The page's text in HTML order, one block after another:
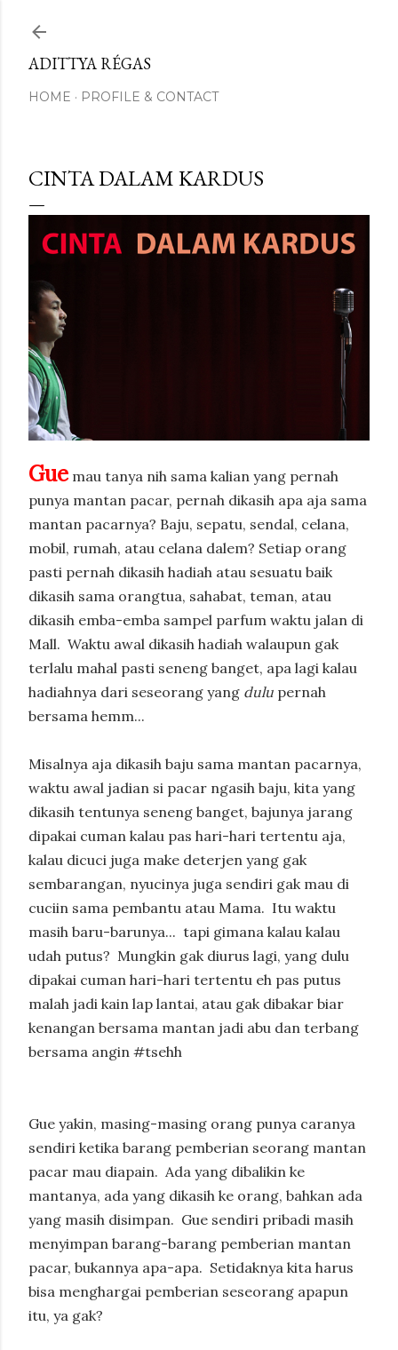
ADITTYA RÉGAS
HOME PROFILE & CONTACT
CINTA DALAM KARDUS
Guemau tanya nih sama kalian yang pernah
punya mantan pacar, pernah dikasih apa aja sama
mantan pacarnya? Baju, sepatu, sendal, celana,
mobil, rumah, atau celana dalem? Setiap orang
pasti pernah dikasih hadiah atau sesuatu baik
dikasih sama orangtua, sahabat, teman, atau
dikasih emba-emba sampel parfum waktu jalan di
Mall. Waktu awal dikasih hadiah walaupun gak
terlalu mahal pasti seneng banget, apa lagi kalau
hadiahnya dari seseorang yang dulu pernah
bersama hemm...
Misalnya aja dikasih baju sama mantan pacarnya,
waktu awal jadian si pacar ngasih baju, kita yang
dikasih tentunya seneng banget, bajunya jarang
dipakai cuman kalau pas hari-hari tertentu aja,
kalau dicuci juga make deterjen yang gak
sembarangan, nyucinya juga sendiri gak mau di
cuciin sama pembantu atau Mama. Itu waktu
masih baru-barunya... tapi gimana kalau kalau
udah putus? Mungkin gak diurus lagi, yang dulu
dipakai cuman hari-hari tertentu eh pas putus
malah jadi kain lap lantai, atau gak dibakar biar
kenangan bersama mantan jadi abu dan terbang
bersama angin #tsehh
Gue yakin, masing-masing orang punya caranya
sendiri ketika barang pemberian seorang mantan
pacar mau diapain. Ada yang dibalikin ke
mantanya, ada yang dikasih ke orang, bahkan ada
yang masih disimpan. Gue sendiri pribadi masih
menyimpan barang-barang pemberian mantan
pacar, bukannya apa-apa. Setidaknya kita harus
bisa menghargai pemberian seseorang apapun
itu, ya gak?